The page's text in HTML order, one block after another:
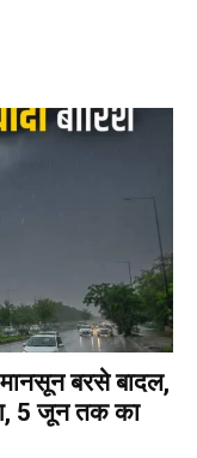
बरसे बादल,
5 जून तक का